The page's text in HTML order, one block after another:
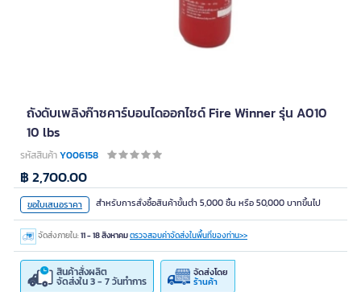
ถังดับเพลิงก๊าซคาร์บอนไดออกไซด์ Fire Winner รุ่น A010
10 lbs
รหัสสินค้าY006158
ขอใบเสนอราคา สำหรับการสั่งซื้อสินค้าขั้นต่ำ 5,000 ชิ้น หรือ 50,000 บาทขึ้นไป
จัดส่งภายใน:11 - 18 สิงหาคมตรวจสอบค่าจัดส่งในพื้นที่ของท่าน>>
สินค้าสั่งผลิต
จัดส่งใน 3 - 7 วันทำการ
จัดส่งโดย
ร้านค้า
฿ 2,700.00